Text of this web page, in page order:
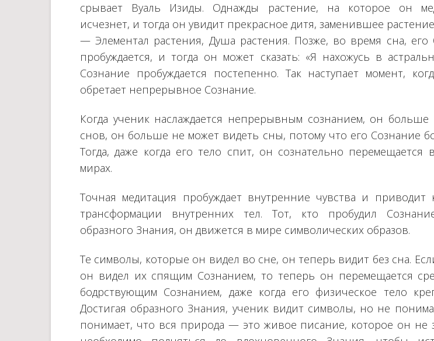
срывает Вуаль Изиды. Однажды растение, на которое он
исчезнет, и тогда он увидит прекрасное дитя, заменившее
— Элементал растения, Душа растения. Позже, во время сна, его
пробуждается, и тогда он может сказать: «Я нахожусь в
Сознание пробуждается постепенно. Так наступает момент,
обретает непрерывное Сознание.
Когда ученик наслаждается непрерывным сознанием, он
снов, он больше не может видеть сны, потому что его Сознание
Тогда, даже когда его тело спит, он сознательно
мирах.
Точная медитация пробуждает внутренние чувства и приводит
трансформации внутренних тел. Тот, кто пробудил
образного Знания, он движется в мире символических образов.
Те символы, которые он видел во сне, он теперь видит без сна.
он видел их спящим Сознанием, то теперь он перемещается
бодрствующим Сознанием, даже когда его физическое тело
Достигая образного Знания, ученик видит символы, но не
понимает, что вся природа — это живое писание, которое он не